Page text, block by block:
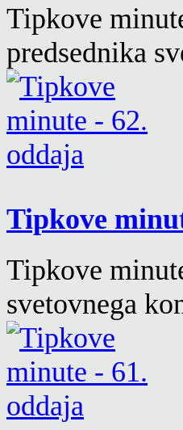
Tipkove
predsednika
Tipkove
Tipkove
svetovnega